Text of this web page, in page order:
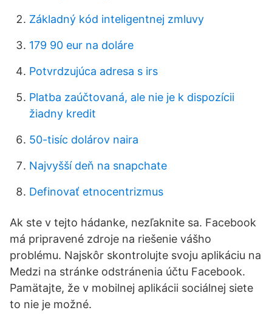
Základný kód inteligentnej zmluvy
179 90 eur na doláre
Potvrdzujúca adresa s irs
Platba zaúčtovaná, ale nie je k dispozícii
žiadny kredit
50-tisíc dolárov naira
Najvyšší deň na snapchate
Definovať etnocentrizmus
Ak ste v tejto hádanke, nezľaknite sa. Facebook
má pripravené zdroje na riešenie vášho
problému. Najskôr skontrolujte svoju aplikáciu na
Medzi na stránke odstránenia účtu Facebook.
Pamätajte, že v mobilnej aplikácii sociálnej siete
to nie je možné.